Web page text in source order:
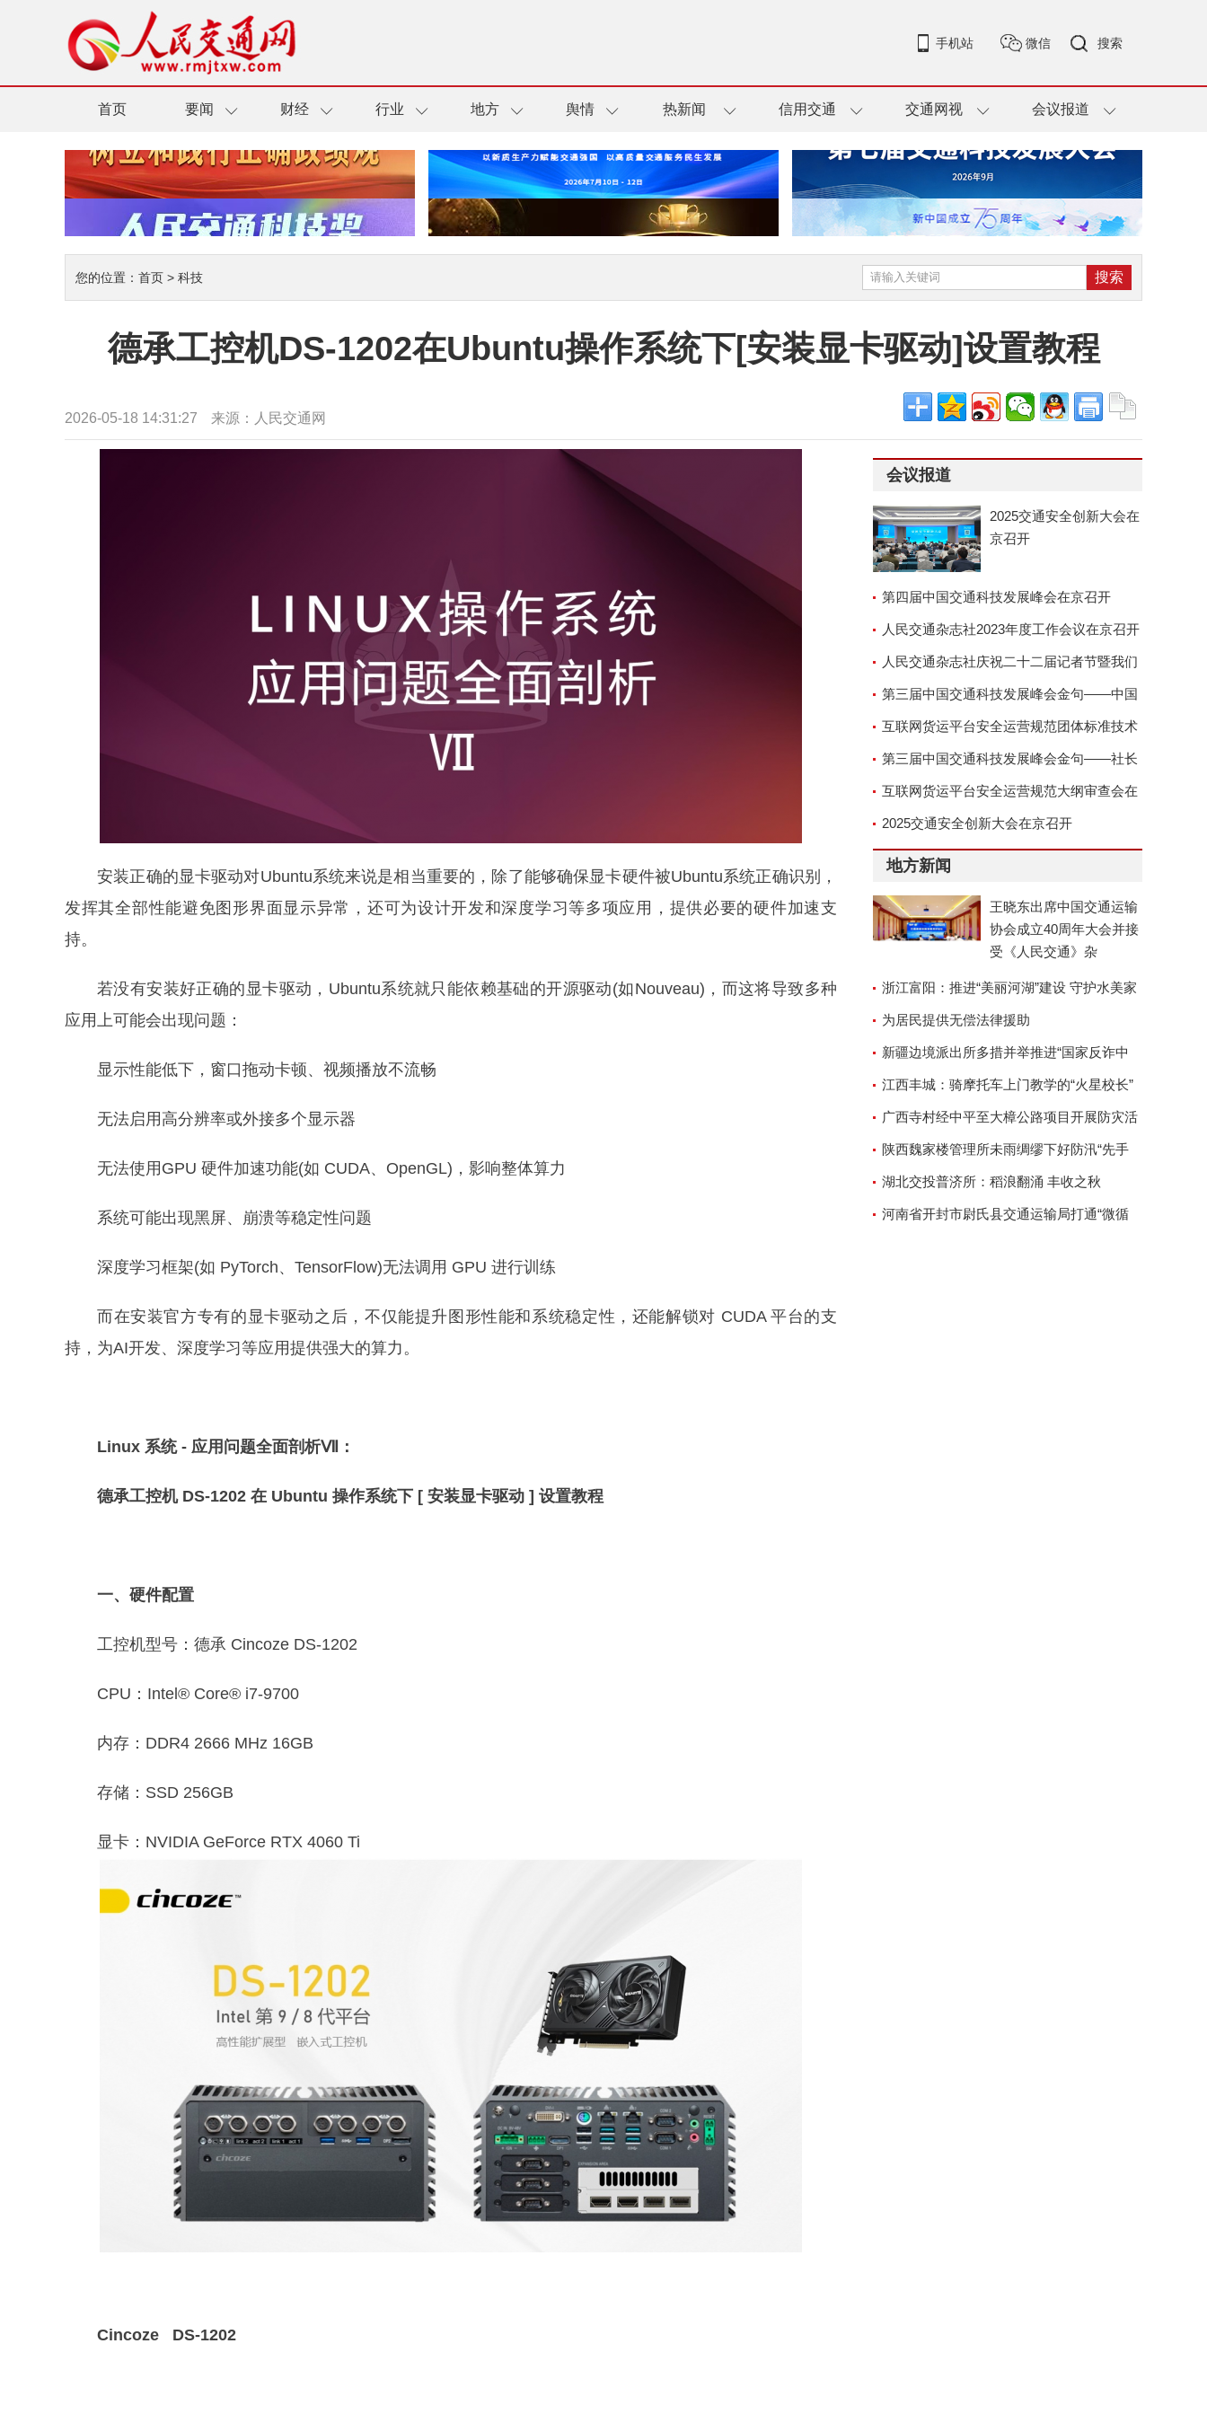
手机站 微信 搜索
首页 要闻 财经 行业 地方 舆情 热新闻 信用交通 交通网视 会议报道
您的位置： 首页 > 科技
德承工控机DS-1202在Ubuntu操作系统下[安装显卡驱动]设置教程
2026-05-18 14:31:27 来源：人民交通网
‌安装正确的显卡驱动对Ubuntu系统来说是相当重要的，除了能够确保显卡硬件被Ubuntu系统正确识别，
发挥其全部性能避免图形界面显示异常，还可为设计开发和深度学习等多项应用，提供必要的硬件加速支
持‌。
若没有安装好正确的显卡驱动，Ubuntu系统就只能依赖基础的开源驱动(如Nouveau)，而这将导致多种
应用上可能会出现问题：
显示性能低下，窗口拖动卡顿、视频播放不流畅
无法启用高分辨率或外接多个显示器
无法使用GPU 硬件加速功能(如 CUDA、OpenGL)，影响整体算力
系统可能出现黑屏、崩溃等稳定性问题
深度学习框架(如 PyTorch、TensorFlow)无法调用 GPU 进行训练
而在安装官方专有的显卡驱动之后，不仅能提升图形性能和系统稳定性，还能解锁对 CUDA 平台的支
持，为AI开发、深度学习等应用提供强大的算力。
Linux 系统 - 应用问题全面剖析Ⅶ：
德承工控机 DS-1202 在 Ubuntu 操作系统下 [ 安装显卡驱动 ] 设置教程
一、硬件配置
工控机型号：德承 Cincoze DS-1202
CPU：Intel® Core® i7-9700
内存：DDR4 2666 MHz 16GB
存储：SSD 256GB
显卡：NVIDIA GeForce RTX 4060 Ti
Cincoze DS-1202
会议报道
2025交通安全创新大会在
京召开
第四届中国交通科技发展峰会在京召开
人民交通杂志社2023年度工作会议在京召开
人民交通杂志社庆祝二十二届记者节暨我们
的故事演讲座谈会
第三届中国交通科技发展峰会金句——中国
交通运输协会副会长兼秘
互联网货运平台安全运营规范团体标准技术
审查会顺利召开
第三届中国交通科技发展峰会金句——社长
郑德岭
互联网货运平台安全运营规范大纲审查会在
京召开
2025交通安全创新大会在京召开
地方新闻
王晓东出席中国交通运输
协会成立40周年大会并接
受《人民交通》杂
浙江富阳：推进“美丽河湖”建设 守护水美家
园为居民提供无偿法律援助
新疆边境派出所多措并举推进“国家反诈中
心”APP安装工作
江西丰城：骑摩托车上门教学的“火星校长”
广西寺村经中平至大樟公路项目开展防灾活
动陕西魏家楼管理所未雨绸缪下好防汛“先手
棋”湖北交投普济所：稻浪翻涌 丰收之秋
河南省开封市尉氏县交通运输局打通“微循